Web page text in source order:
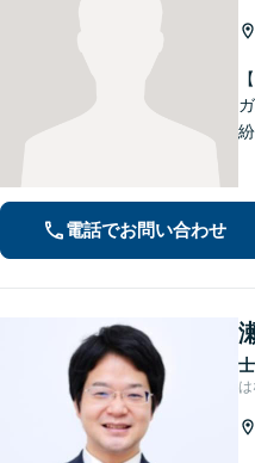
電話でお問い合わせ
士